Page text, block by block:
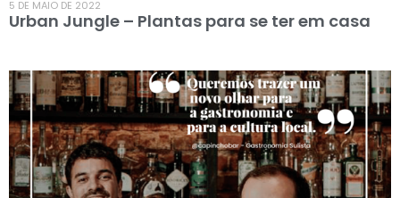
5 DE MAIO DE 2022
Urban Jungle – Plantas para se ter em casa